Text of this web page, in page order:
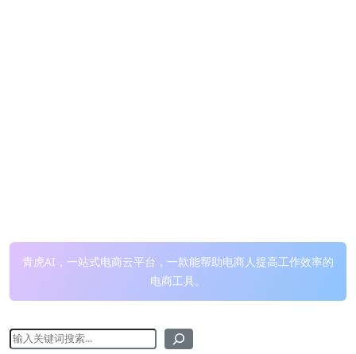
青虎AI，一站式电商云平台，一款能帮助电商人提高工作效率的
电商工具。